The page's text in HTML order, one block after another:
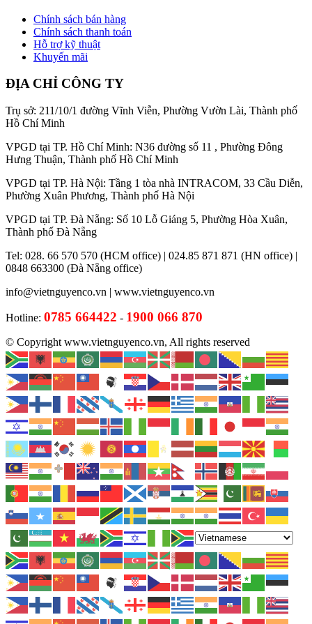
Chính sách bán hàng
Chính sách thanh toán
Hỗ trợ kỹ thuật
Khuyến mãi
ĐỊA CHỈ CÔNG TY
Trụ sở: 211/10/1 đường Vĩnh Viễn, Phường Vườn Lài, Thành phố
Hồ Chí Minh
VPGD tại TP. Hồ Chí Minh: N36 đường số 11 , Phường Đông
Hưng Thuận, Thành phố Hồ Chí Minh
VPGD tại TP. Hà Nội: Tầng 1 tòa nhà INTRACOM, 33 Cầu Diễn,
Phường Xuân Phương, Thành phố Hà Nội
VPGD tại TP. Đà Nẵng: Số 10 Lỗ Giáng 5, Phường Hòa Xuân,
Thành phố Đà Nẵng
Tel: 028. 66 570 570 (HCM office) | 024.85 871 871 (HN office) |
0848 663300 (Đà Nẵng office)
info@vietnguyenco.vn | www.vietnguyenco.vn
Hotline: 0785 664422 - 1900 066 870
© Copyright www.vietnguyenco.vn, All rights reserved